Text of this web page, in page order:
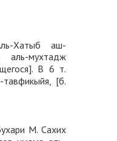
Хатыб аш-
мухтадж
В 6 т.
тавфикыйя, [б.
М. Сахих